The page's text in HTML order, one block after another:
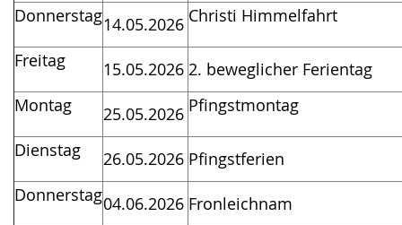
Donnerstag14.05.2026 Christi Himmelfahrt
Freitag 15.05.2026 2. beweglicher Ferientag
Montag
25.05.2026 Pfingstmontag
Dienstag 26.05.2026 Pfingstferien
Donnerstag04.06.2026 Fronleichnam